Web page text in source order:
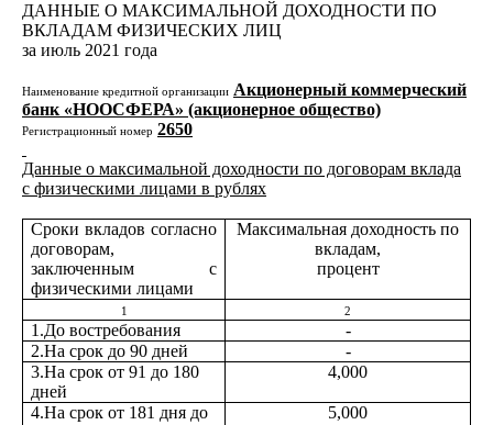
ДАННЫЕ О МАКСИМАЛЬНОЙ ДОХОДНОСТИ ПО
ВКЛАДАМ ФИЗИЧЕСКИХ ЛИЦ
за июль 2021 года
Наименование кредитной организации Акционерный коммерческий
банк «НООСФЕРА» (акционерное общество)
Регистрационный номер 2650
Данные о максимальной доходности по договорам вклада
с физическими лицами в рублях
Сроки вкладов согласно
договорам,
заключенным с
физическими лицами
Максимальная доходность по
вкладам,
процент
1 2
1.До востребования
-
2.На срок до 90 дней
-
3.На срок от 91 до 180
дней
4,000
4.На срок от 181 дня до
5,000